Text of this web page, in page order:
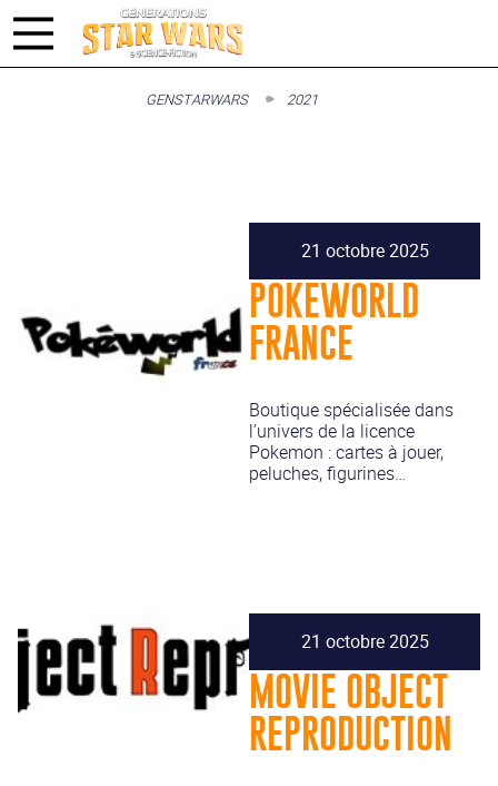
GENSTARWARS 2021
21 octobre 2025
POKEWORLD
FRANCE
Boutique spécialisée dans
l’univers de la licence
Pokemon : cartes à jouer,
peluches, figurines…
21 octobre 2025
MOVIE OBJECT
REPRODUCTION